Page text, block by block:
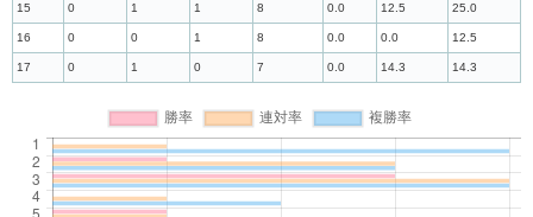
15 0 1 1 8 0.0 12.5 25.0
16 0 0 1 8 0.0 0.0 12.5
17 0 1 0 7 0.0 14.3 14.3